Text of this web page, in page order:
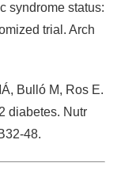
syndrome status:
trial. Arch
Bulló M, Ros E.
diabetes. Nutr
48.